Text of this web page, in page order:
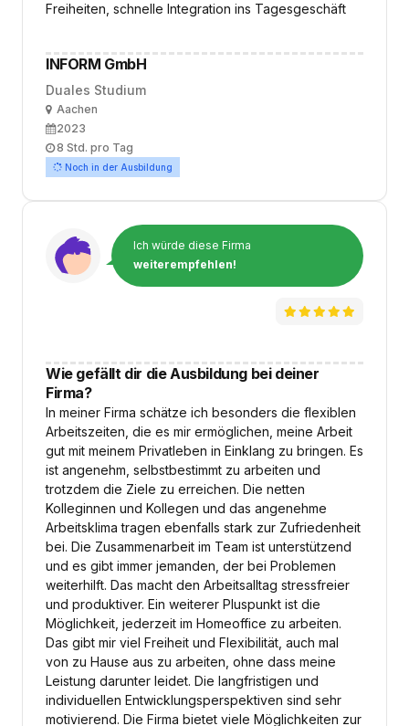
Freiheiten, schnelle Integration ins Tagesgeschäft
INFORM GmbH
Duales Studium
OrtAachen
Ausbildungsbeginn
2023
Arbeitszeit
8 Std. pro Tag
Noch in der Ausbildung
Ich würde diese Firma
weiterempfehlen!
Wie gefällt dir die Ausbildung bei deiner
Firma?
In meiner Firma schätze ich besonders die flexiblen
Arbeitszeiten, die es mir ermöglichen, meine Arbeit
gut mit meinem Privatleben in Einklang zu bringen. Es
ist angenehm, selbstbestimmt zu arbeiten und
trotzdem die Ziele zu erreichen. Die netten
Kolleginnen und Kollegen und das angenehme
Arbeitsklima tragen ebenfalls stark zur Zufriedenheit
bei. Die Zusammenarbeit im Team ist unterstützend
und es gibt immer jemanden, der bei Problemen
weiterhilft. Das macht den Arbeitsalltag stressfreier
und produktiver. Ein weiterer Pluspunkt ist die
Möglichkeit, jederzeit im Homeoffice zu arbeiten.
Das gibt mir viel Freiheit und Flexibilität, auch mal
von zu Hause aus zu arbeiten, ohne dass meine
Leistung darunter leidet. Die langfristigen und
individuellen Entwicklungsperspektiven sind sehr
motivierend. Die Firma bietet viele Möglichkeiten zur